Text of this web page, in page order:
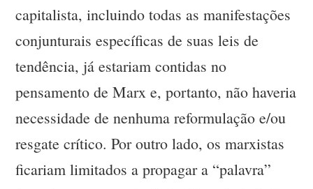
capitalista, incluindo todas as manifestações
conjunturais específicas de suas leis de
tendência, já estariam contidas no
pensamento de Marx e, portanto, não haveria
necessidade de nenhuma reformulação e/ou
resgate crítico. Por outro lado, os marxistas
ficariam limitados a propagar a “palavra”